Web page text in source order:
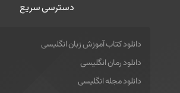
دسترسی سریع
دانلود کتاب آموزش زبان انگلیسی
دانلود رمان انگلیسی
دانلود مجله انگلیسی